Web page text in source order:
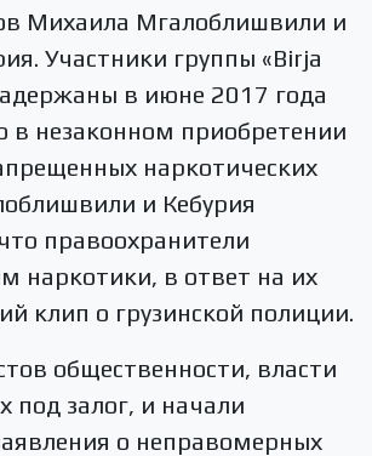
Михаила Мгалоблишвили и
Участники группы «Birja
в июне 2017 года
в незаконном приобретении
наркотических
и Кебурия
правоохранители
наркотики, в ответ на их
клип о грузинской полиции.
общественности, власти
под залог, и начали
о неправомерных